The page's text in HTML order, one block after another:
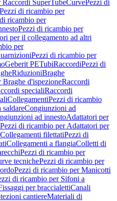
SuperTubeCurvePezzi di
Pezzi di ricambio per
ricambio per
Pezzi di ricambio per
per il collegamento ad altri
per
Pezzi di ricambio per
Geberit PETubiRaccordiPezzi di
RiduzioniBraghe
d'ispezioneRaccordi
specialiRaccordi
CollegamentiPezzi di ricambio
saldareCongiunzioni ad
ad innestoAdattatori per
Pezzi di ricambio per Adattatori per
Collegamenti filettatiPezzi di
Collegamenti a flangiaColletti di
Pezzi di ricambio per
tecnichePezzi di ricambio per
Pezzi di ricambio per Manicotti
di ricambio per Sifoni a
per braccialettiCanali
cantiereMateriali di